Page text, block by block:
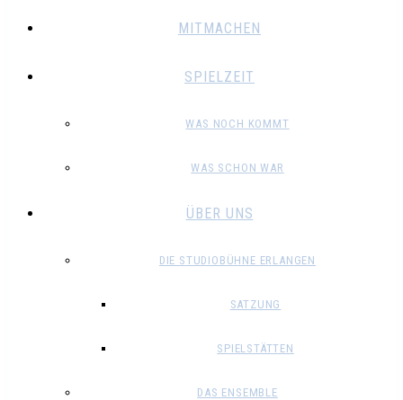
MITMACHEN
SPIELZEIT
WAS NOCH KOMMT
WAS SCHON WAR
ÜBER UNS
DIE STUDIOBÜHNE ERLANGEN
SATZUNG
SPIELSTÄTTEN
DAS ENSEMBLE